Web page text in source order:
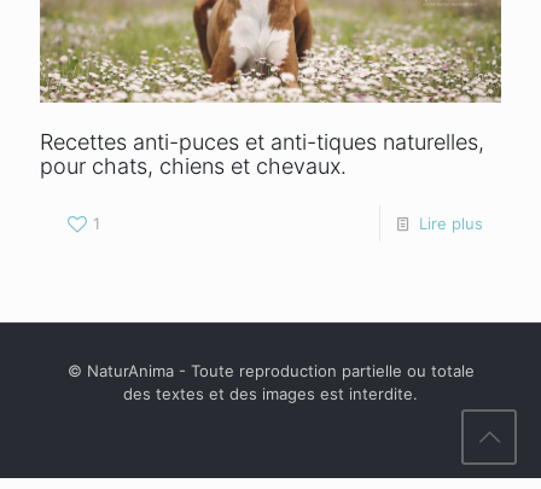
Recettes anti-puces et anti-tiques naturelles,
pour chats, chiens et chevaux.
1 Lire plus
© NaturAnima - Toute reproduction partielle ou totale
des textes et des images est interdite.